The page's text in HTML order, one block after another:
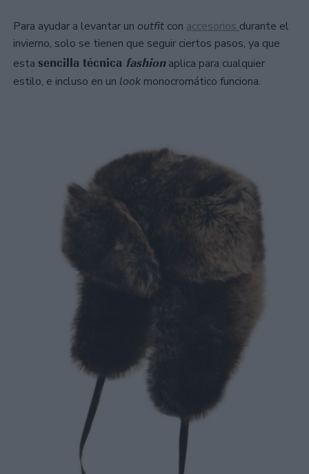
Para ayudar a levantar un outfit con accesorios durante el
invierno, solo se tienen que seguir ciertos pasos, ya que
esta sencilla técnica fashion aplica para cualquier
estilo, e incluso en un look monocromático funciona.